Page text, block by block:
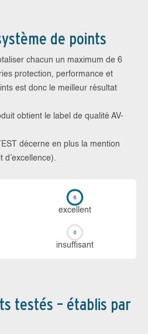
de points
chacun un maximum de 6
protection, performance et
est donc le meilleur résultat
obtient le label de qualité AV-
décerne en plus la mention
ex­cellent
in­suf­fi­sant
testés – établis par